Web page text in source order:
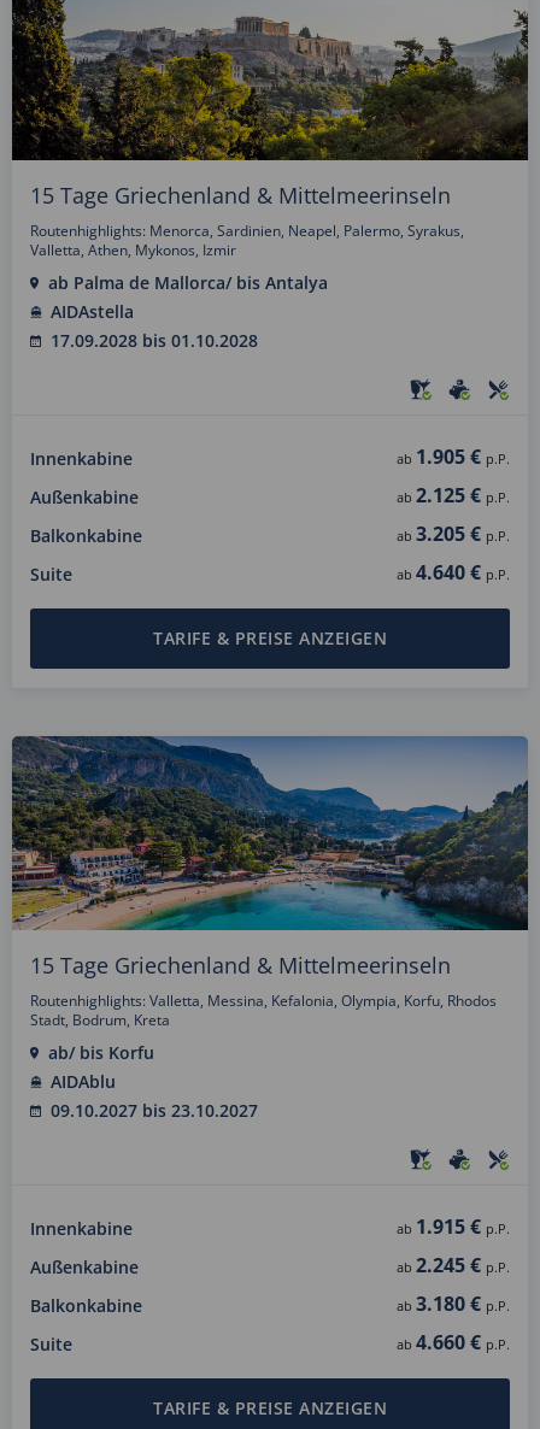
15 Tage Griechenland & Mittelmeerinseln
Routenhighlights: Menorca, Sardinien, Neapel, Palermo, Syrakus,
Valletta, Athen, Mykonos, Izmir
ab Palma de Mallorca/ bis Antalya
AIDAstella
17.09.2028 bis 01.10.2028
Innenkabine ab 1.905 € p.P.
Außenkabine ab 2.125 € p.P.
Balkonkabine ab 3.205 € p.P.
Suite ab 4.640 € p.P.
TARIFE & PREISE ANZEIGEN
15 Tage Griechenland & Mittelmeerinseln
Routenhighlights: Valletta, Messina, Kefalonia, Olympia, Korfu, Rhodos
Stadt, Bodrum, Kreta
ab/ bis Korfu
AIDAblu
09.10.2027 bis 23.10.2027
Innenkabine ab 1.915 € p.P.
Außenkabine ab 2.245 € p.P.
Balkonkabine ab 3.180 € p.P.
Suite ab 4.660 € p.P.
TARIFE & PREISE ANZEIGEN